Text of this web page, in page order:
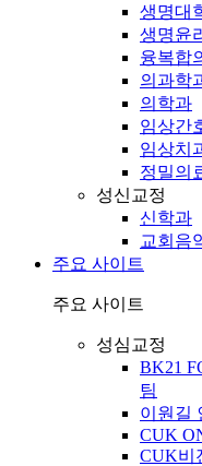
생명대
생명윤
융복합
의과학
의학과
임상간
임상치
정밀의
성신교정
신학과
교회음
주요 사이트
주요 사이트
성심교정
BK21
팀
이원길
CUK
CUK비